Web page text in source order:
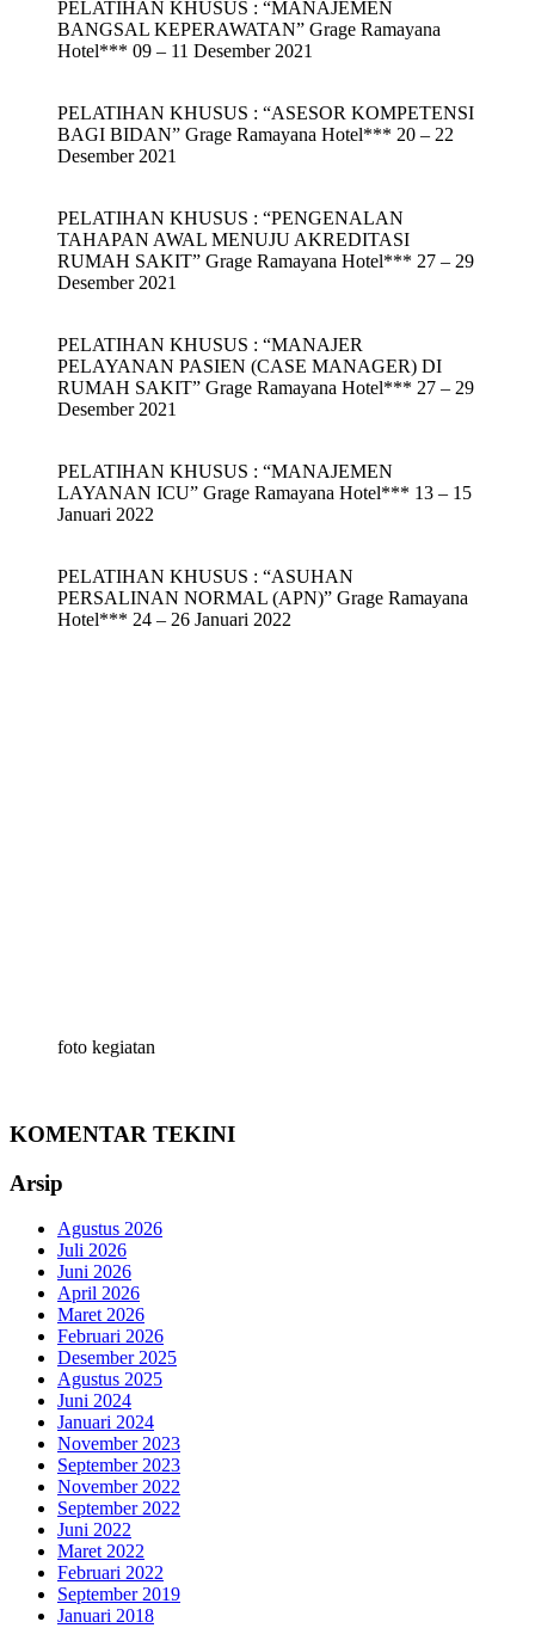
PELATIHAN KHUSUS : “MANAJEMEN
BANGSAL KEPERAWATAN” Grage Ramayana
Hotel*** 09 – 11 Desember 2021
PELATIHAN KHUSUS : “ASESOR KOMPETENSI
BAGI BIDAN” Grage Ramayana Hotel*** 20 – 22
Desember 2021
PELATIHAN KHUSUS : “PENGENALAN
TAHAPAN AWAL MENUJU AKREDITASI
RUMAH SAKIT” Grage Ramayana Hotel*** 27 – 29
Desember 2021
PELATIHAN KHUSUS : “MANAJER
PELAYANAN PASIEN (CASE MANAGER) DI
RUMAH SAKIT” Grage Ramayana Hotel*** 27 – 29
Desember 2021
PELATIHAN KHUSUS : “MANAJEMEN
LAYANAN ICU” Grage Ramayana Hotel*** 13 – 15
Januari 2022
PELATIHAN KHUSUS : “ASUHAN
PERSALINAN NORMAL (APN)” Grage Ramayana
Hotel*** 24 – 26 Januari 2022
foto kegiatan
KOMENTAR TEKINI
Arsip
Agustus 2026
Juli 2026
Juni 2026
April 2026
Maret 2026
Februari 2026
Desember 2025
Agustus 2025
Juni 2024
Januari 2024
November 2023
September 2023
November 2022
September 2022
Juni 2022
Maret 2022
Februari 2022
September 2019
Januari 2018